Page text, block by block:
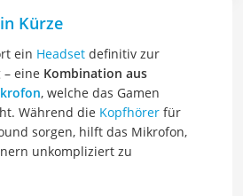
Kürze
ein Headset definitiv zur
eine Kombination aus
, welche das Gamen
Während die Kopfhörer für
sorgen, hilft das Mikrofon,
unkompliziert zu